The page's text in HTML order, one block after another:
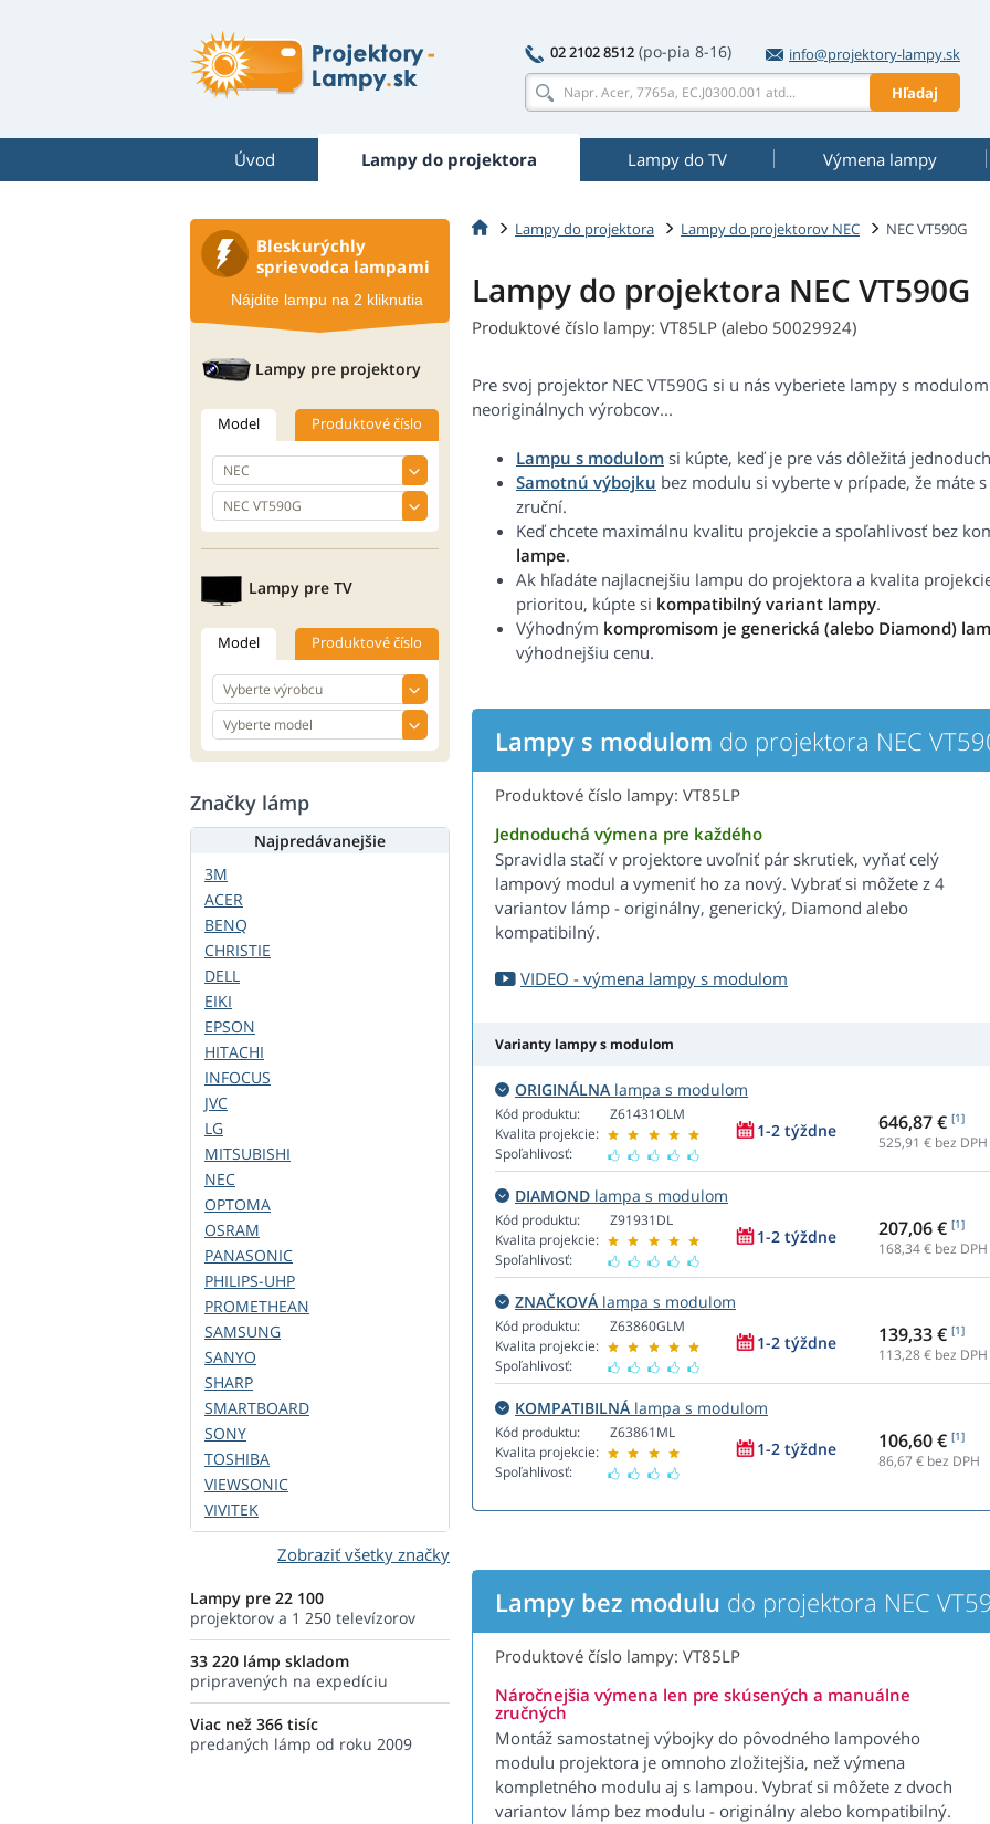
02 2102 8512 (po-pia 8-16)
info@projektory-lampy.sk
Hľadaj
Úvod Lampy do projektora Lampy do TV Výmena lampy
Lampy do projektora Lampy do projektorov NEC NEC VT590G
Lampy do projektora NEC VT590G
Produktové číslo lampy: VT85LP (alebo 50029924)
Pre svoj projektor NEC VT590G si u nás vyberiete lampy s
neoriginálnych výrobcov...
Lampu s modulom si kúpte, keď je pre vás dôležitá
Samotnú výbojku bez modulu si vyberte v prípade, že máte
zruční.
Keď chcete maximálnu kvalitu projekcie a spoľahlivosť bez
lampe.
Ak hľadáte najlacnejšiu lampu do projektora a kvalita
prioritou, kúpte si kompatibilný variant lampy.
Výhodným kompromisom je generická (alebo Diamond)
výhodnejšiu cenu.
Lampy s modulom do projektora NEC
Produktové číslo lampy: VT85LP
Jednoduchá výmena pre každého
Spravidla stačí v projektore uvoľniť pár skrutiek, vyňať celý
lampový modul a vymeniť ho za nový. Vybrať si môžete z 4
variantov lámp - originálny, generický, Diamond alebo
kompatibilný.
VIDEO - výmena lampy s modulom
Varianty lampy s modulom
ORIGINÁLNA lampa s modulom
Kód produktu:
Kvalita projekcie:
Spoľahlivosť:
Z61431OLM
1-2 týždne 646,87 € [1]
525,91 € bez DPH
DIAMOND lampa s modulom
Kód produktu:
Kvalita projekcie:
Spoľahlivosť:
Z91931DL
1-2 týždne 207,06 € [1]
168,34€ bez DPH
ZNAČKOVÁ lampa s modulom
Kód produktu:
Kvalita projekcie:
Spoľahlivosť:
Z63860GLM
1-2 týždne 139,33 € [1]
113,28€ bez DPH
KOMPATIBILNÁ lampa s modulom
Kód produktu:
Kvalita projekcie:
Spoľahlivosť:
Z63861ML
1-2 týždne 106,60 € [1]
86,67 € bez DPH
Lampy bez modulu do projektora NEC
Produktové číslo lampy: VT85LP
Náročnejšia výmena len pre skúsených a manuálne
zručných
Montáž samostatnej výbojky do pôvodného lampového
modulu projektora je omnoho zložitejšia, než výmena
kompletného modulu aj s lampou. Vybrať si môžete z dvoch
variantov lámp bez modulu - originálny alebo kompatibilný.
Bleskurýchly
sprievodca lampami
Nájdite lampu na 2 kliknutia
Lampy pre projektory
Model Produktové číslo
Lampy pre TV
Model Produktové číslo
Značky lámp
Najpredávanejšie
3M
ACER
BENQ
CHRISTIE
DELL
EIKI
EPSON
HITACHI
INFOCUS
JVC
LG
MITSUBISHI
NEC
OPTOMA
OSRAM
PANASONIC
PHILIPS-UHP
PROMETHEAN
SAMSUNG
SANYO
SHARP
SMARTBOARD
SONY
TOSHIBA
VIEWSONIC
VIVITEK
Zobraziť všetky značky
Lampy pre 22 100
projektorov a 1 250 televízorov
33 220 lámp skladom
pripravených na expedíciu
Viac než 366 tisíc
predaných lámp od roku 2009